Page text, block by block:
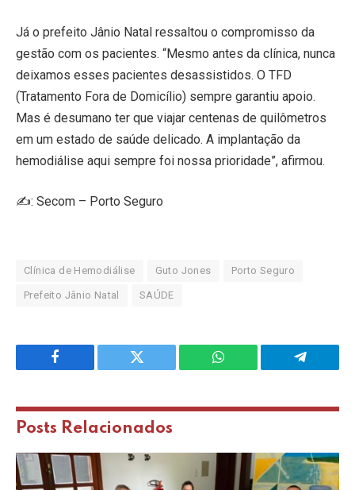
Já o prefeito Jânio Natal ressaltou o compromisso da
gestão com os pacientes. “Mesmo antes da clínica, nunca
deixamos esses pacientes desassistidos. O TFD
(Tratamento Fora de Domicílio) sempre garantiu apoio.
Mas é desumano ter que viajar centenas de quilômetros
em um estado de saúde delicado. A implantação da
hemodiálise aqui sempre foi nossa prioridade”, afirmou.
✍️: Secom – Porto Seguro
Clínica de Hemodiálise Guto Jones Porto Seguro
Prefeito Jânio Natal SAÚDE
Facebook Twitter WhatsApp Telegram
Posts Relacionados